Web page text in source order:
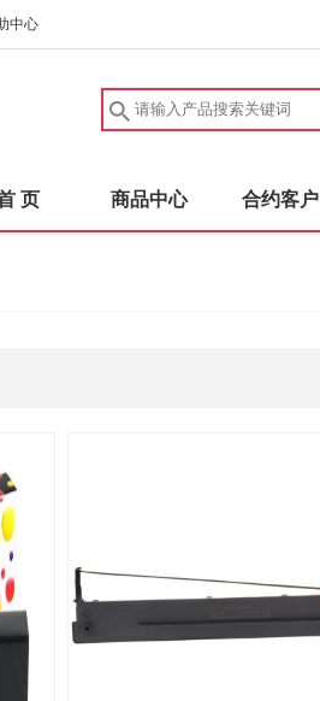
中心
页 商品中心 合约客户